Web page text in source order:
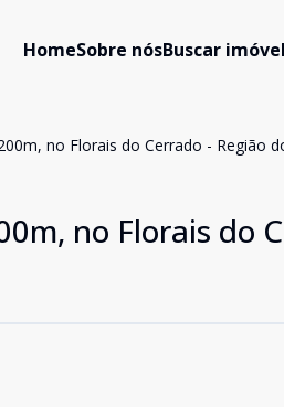
HomeSobre nósBuscar imóvel
no Florais do Cerrado - Região
no Florais do